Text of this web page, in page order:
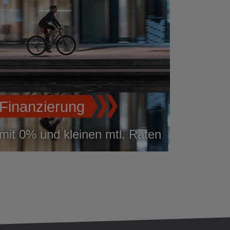
0% und kleinen mtl. Raten